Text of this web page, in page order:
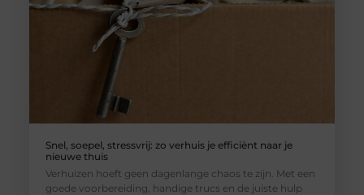
Snel, soepel, stressvrij: zo verhuis je efficiënt naar je
nieuwe thuis
Verhuizen hoeft geen dagenlange chaos te zijn. Met een
goede voorbereiding, handige trucs en de juiste hulp